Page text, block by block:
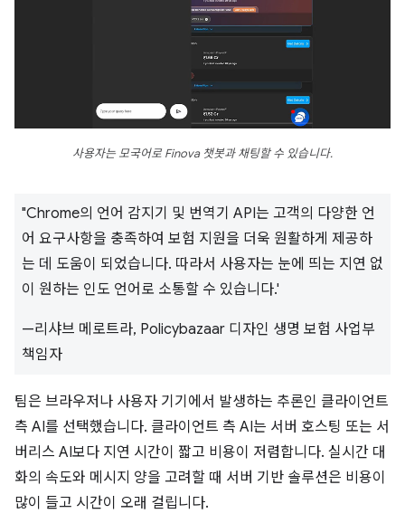
사용자는 모국어로 Finova 챗봇과 채팅할 수 있습니다.
"Chrome의 언어 감지기 및 번역기 API는 고객의 다양한 언
어 요구사항을 충족하여 보험 지원을 더욱 원활하게 제공하
는 데 도움이 되었습니다. 따라서 사용자는 눈에 띄는 지연 없
이 원하는 인도 언어로 소통할 수 있습니다.'
—리샤브 메로트라, Policybazaar 디자인 생명 보험 사업부
책임자
팀은 브라우저나 사용자 기기에서 발생하는 추론인 클라이언트
측 AI를 선택했습니다. 클라이언트 측 AI는 서버 호스팅 또는 서
버리스 AI보다 지연 시간이 짧고 비용이 저렴합니다. 실시간 대
화의 속도와 메시지 양을 고려할 때 서버 기반 솔루션은 비용이
많이 들고 시간이 오래 걸립니다.